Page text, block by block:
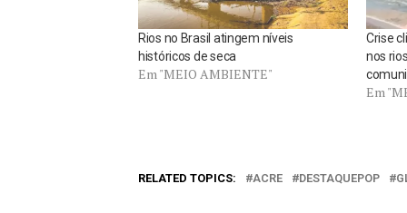
Rios no Brasil atingem níveis
históricos de seca
Em "MEIO AMBIENTE"
Crise
nos
Em
RELATED TOPICS: ACRE DESTAQUEPOP